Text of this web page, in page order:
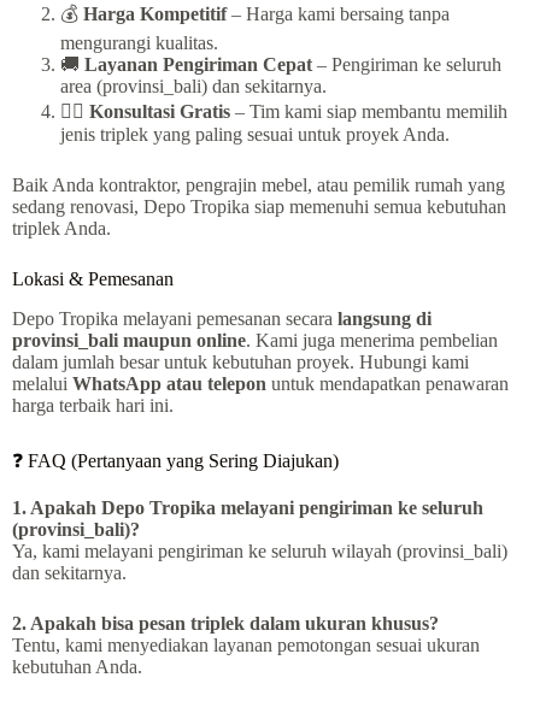
💰 Harga Kompetitif– Harga kami bersaing tanpa
mengurangi kualitas.
🚚 Layanan Pengiriman Cepat – Pengiriman ke seluruh
area (provinsi_bali) dan sekitarnya.
👷‍♂️ Konsultasi Gratis – Tim kami siap membantu memilih
jenis triplek yang paling sesuai untuk proyek Anda.
Baik Anda kontraktor, pengrajin mebel, atau pemilik rumah yang
sedang renovasi, Depo Tropika siap memenuhi semua kebutuhan
triplek Anda.
Lokasi & Pemesanan
Depo Tropika melayani pemesanan secara langsung di
provinsi_bali maupun online. Kami juga menerima pembelian
dalam jumlah besar untuk kebutuhan proyek. Hubungi kami
melalui WhatsApp atau telepon untuk mendapatkan penawaran
harga terbaik hari ini.
❓ FAQ (Pertanyaan yang Sering Diajukan)
1. Apakah Depo Tropika melayani pengiriman ke seluruh
(provinsi_bali)?
Ya, kami melayani pengiriman ke seluruh wilayah (provinsi_bali)
dan sekitarnya.
2. Apakah bisa pesan triplek dalam ukuran khusus?
Tentu, kami menyediakan layanan pemotongan sesuai ukuran
kebutuhan Anda.